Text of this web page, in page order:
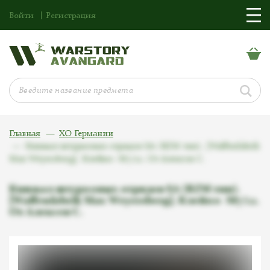
Войти Регистрация
Главная
ХО Германии
Кинжал штурмовых отрядов SA (RZM тип).
[Waffenfabrik Max Weyersberg]. Клеймо -M7/12.
От Алексея С.